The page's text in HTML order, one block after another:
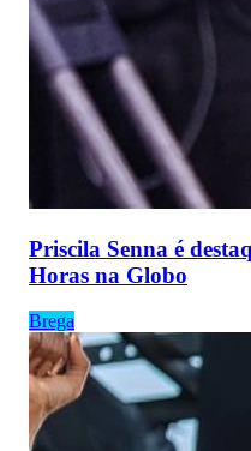
Priscila Senna é
Horas na Globo
Brega